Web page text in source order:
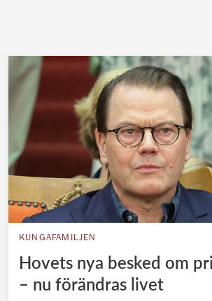
KUNGAFAMILJEN
Hovets nya besked om
– nu förändras livet